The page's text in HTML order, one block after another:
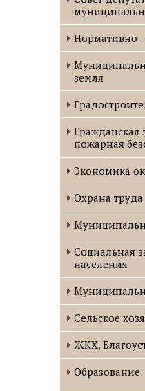
Нормативно -
земля
Гражданская
пожарная
Экономика
Охрана труда
Социальная
населения
Сельское
ЖКХ,
Образование